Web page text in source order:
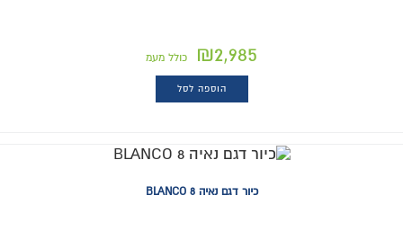
₪2,985 כולל מעמ
הוספה לסל
כיור דגם נאיה BLANCO 8